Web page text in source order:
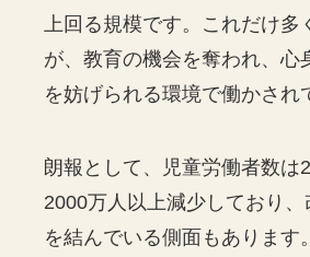
上回る規模です。これだけ多
が、教育の機会を奪われ、心
を妨げられる環境で働かされ
朗報として、児童労働者数は
2000万人以上減少しており
を結んでいる側面もあります